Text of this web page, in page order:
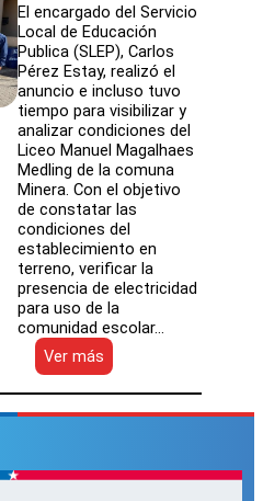
El encargado del Servicio
Local de Educación
Publica (SLEP), Carlos
Pérez Estay, realizó el
anuncio e incluso tuvo
tiempo para visibilizar y
analizar condiciones del
Liceo Manuel Magalhaes
Medling de la comuna
Minera. Con el objetivo
de constatar las
condiciones del
establecimiento en
terreno, verificar la
presencia de electricidad
para uso de la
comunidad escolar…
Ver más
SLEP
Atacama
en
que